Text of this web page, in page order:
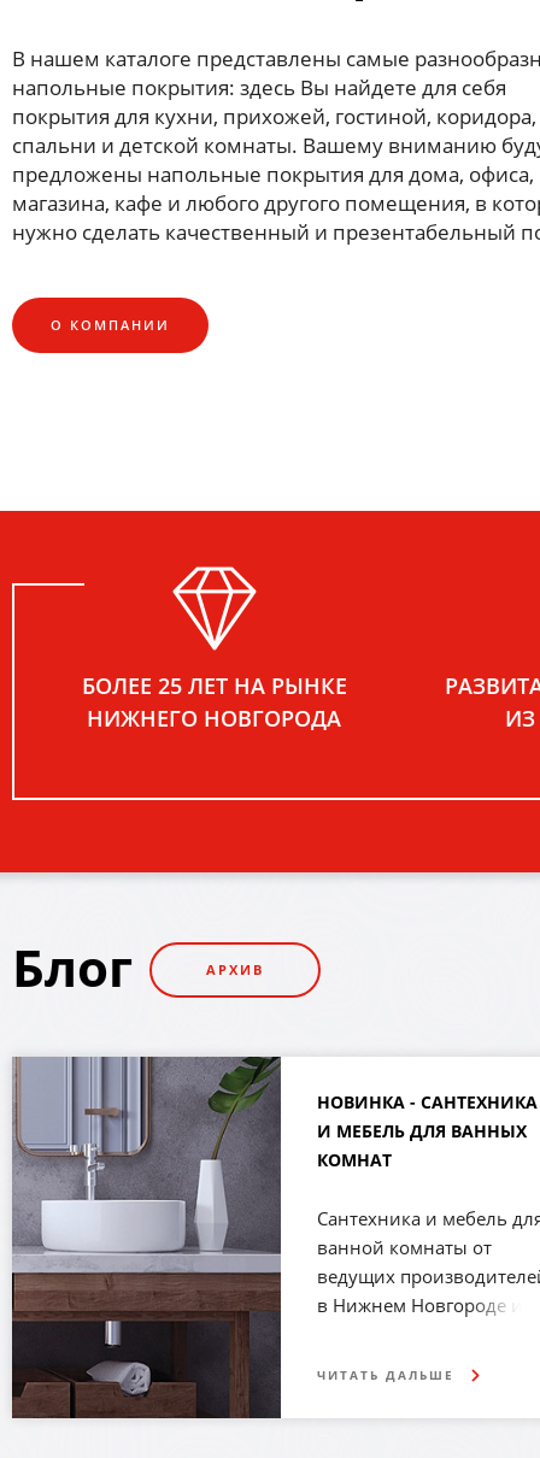
• Нижний Новгород, Мещерский бульвар, д.7,
• Дзержинск, ул. Бутлерова, д. 40
ПОДРОБНЕЕ
СМОТРИТЕ В НАШИХ МАГАЗИНАХ:
• Нижний Новгород, Мещерский бульвар, д.7,
• Дзержинск, ул. Бутлерова, д. 40
3D дизайн-проект
ВИЗУАЛИЗАЦИЯ РАСКЛАДКИ И РАСЧЕТ
КОЛИЧЕСТВА
ПОДРОБНЕЕ
В нашем каталоге представлены самые
напольные покрытия: здесь Вы найдете для себя
покрытия для кухни, прихожей, гостиной, коридора,
спальни и детской комнаты. Вашему вниманию
предложены напольные покрытия для дома, офиса,
магазина, кафе и любого другого помещения, в
нужно сделать качественный и презентабельный
О КОМПАНИИ
БОЛЕЕ 25 ЛЕТ НА РЫНКЕ
НИЖНЕГО НОВГОРОДА
Блог АРХИВ
НОВИНКА - САНТЕХНИКА
И МЕБЕЛЬ ДЛЯ ВАННЫХ
КОМНАТ
Сантехника и мебель
ванной комнаты от
ведущих
в Нижнем Новгороде и
магазинах:
ЧИТАТЬ ДАЛЬШЕ